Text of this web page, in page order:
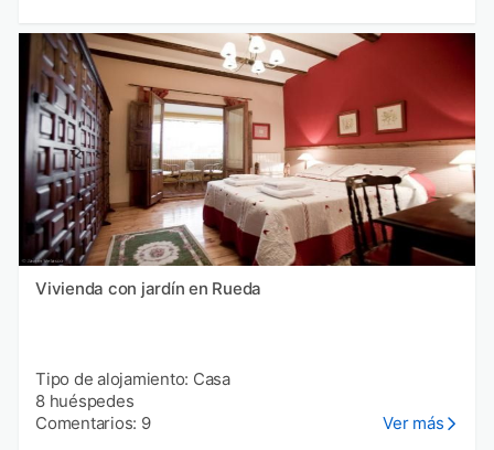
Vivienda con jardín en Rueda
Tipo de alojamiento: Casa
8 huéspedes
Comentarios: 9
Ver más